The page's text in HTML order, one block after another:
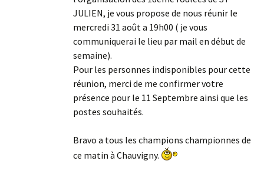
JULIEN, je vous propose de nous réunir le
mercredi 31 août a 19h00 ( je vous
communiquerai le lieu par mail en début de
semaine).
Pour les personnes indisponibles pour cette
réunion, merci de me confirmer votre
présence pour le 11 Septembre ainsi que les
postes souhaités.
Bravo a tous les champions championnes de
ce matin à Chauvigny.